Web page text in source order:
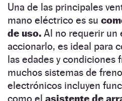
Una de las principales
mano eléctrico es su
de uso. Al no requerir un
accionarlo, es ideal para
las edades y condiciones
muchos sistemas de
electrónicos incluyen
como el asistente de